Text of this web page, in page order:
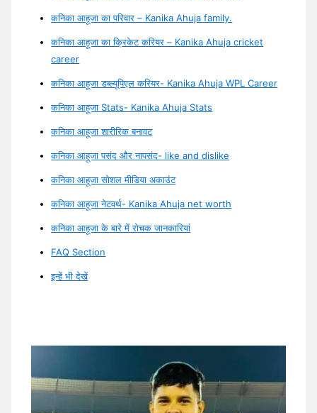
कनिका आहूजा का परिवार – Kanika Ahuja family.
कनिका आहूजा का क्रिकेट करियर – Kanika Ahuja cricket
career
कनिका आहूजा डब्ल्यूपिएल करियर- Kanika Ahuja WPL Career
कनिका आहूजा Stats- Kanika Ahuja Stats
कनिका आहूजा शारीरिक बनावट
कनिका आहूजा पसंद और नापसंद- like and dislike
कनिका आहूजा सोशल मीडिया अकाउंट
कनिका आहूजा नेटवर्थ- Kanika Ahuja net worth
कनिका आहूजा के बारे में रोचक जानकारियां
FAQ Section
इन्हें भी देखें